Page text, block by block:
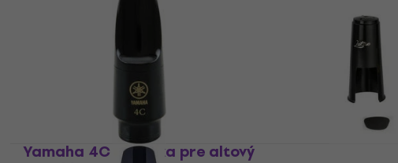
Yamaha 4C Hubička pre altový